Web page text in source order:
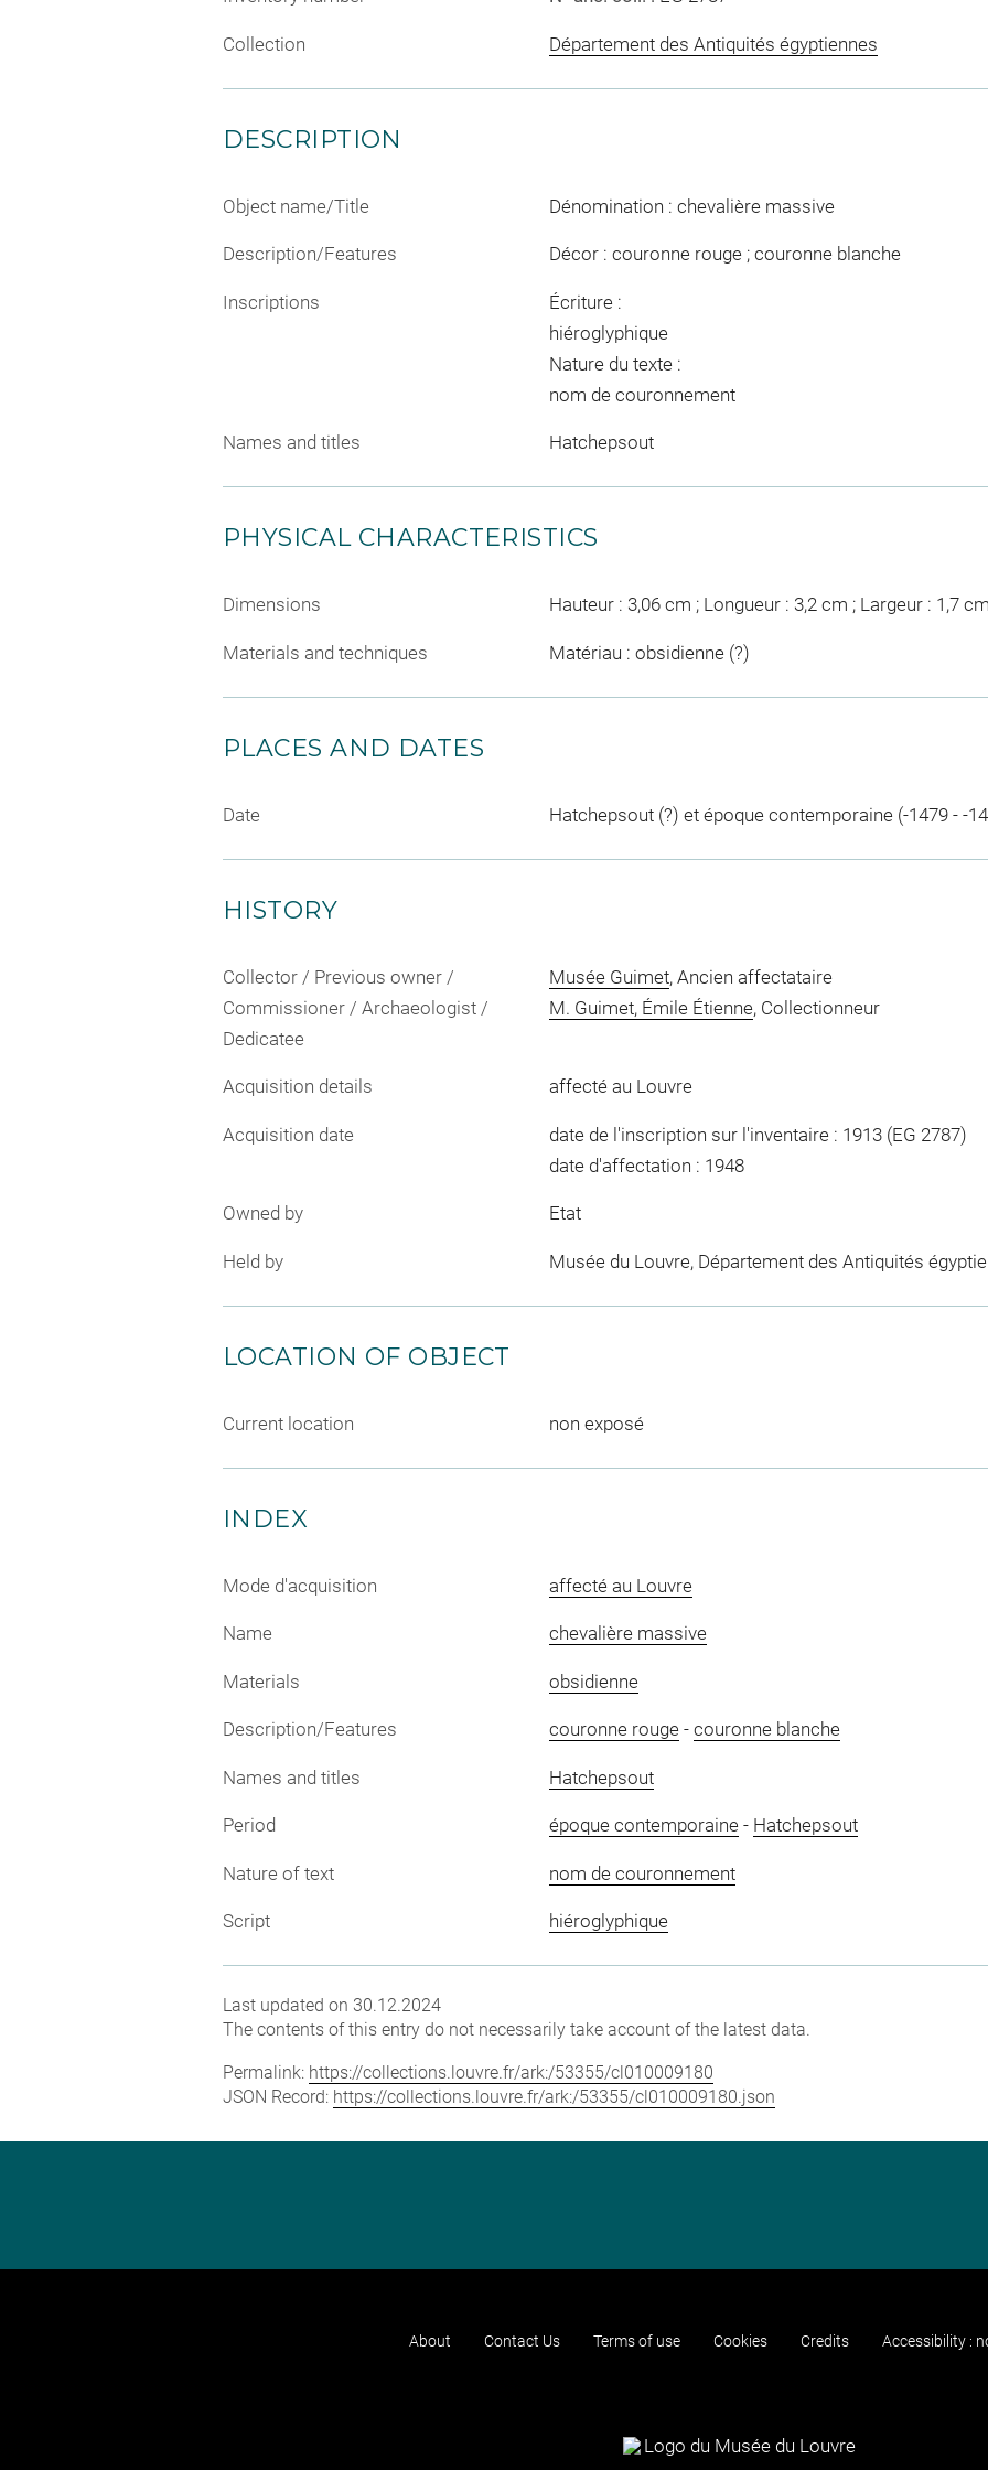
Collection Département des Antiquités égyptiennes
DESCRIPTION
Object name/Title Dénomination : chevalière massive
Description/Features Décor : couronne rouge ; couronne blanche
Inscriptions
Écriture :
hiéroglyphique
Nature du texte :
nom de couronnement
Names and titles Hatchepsout
PHYSICAL CHARACTERISTICS
Dimensions Hauteur : 3,06 cm ; Longueur : 3,2 cm ; Largeur : 1,7 cm
Materials and techniques Matériau : obsidienne (?)
PLACES AND DATES
Date Hatchepsout (?) et époque contemporaine (-1479 - -
HISTORY
Collector / Previous owner /
Commissioner / Archaeologist /
Dedicatee
Musée Guimet, Ancien affectataire
M. Guimet, Émile Étienne, Collectionneur
Acquisition details affecté au Louvre
Acquisition date
date de l'inscription sur l'inventaire : 1913 (EG 2787)
date d'affectation : 1948
Owned by Etat
Held by Musée du Louvre, Département des Antiquités
LOCATION OF OBJECT
Current location non exposé
INDEX
Mode d'acquisition affecté au Louvre
Name chevalière massive
Materials obsidienne
Description/Features couronne rouge- couronne blanche
Names and titles Hatchepsout
Period époque contemporaine- Hatchepsout
Nature of text nom de couronnement
Script hiéroglyphique
Last updated on 30.12.2024
The contents of this entry do not necessarily take account of the latest data.
Permalink: https://collections.louvre.fr/ark:/53355/cl010009180
JSON Record: https://collections.louvre.fr/ark:/53355/cl010009180.json
About Contact Us Terms of use Cookies Credits Accessibility :